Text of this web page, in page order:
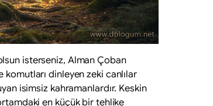
isterseniz, Alman Çoban
dinleyen zeki canlılar
isimsiz kahramanlardır. Keskin
en küçük bir tehlike